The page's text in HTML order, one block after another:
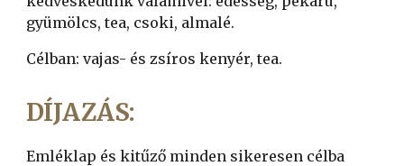
gyümölcs, tea, csoki, almalé.
Célban: vajas- és zsíros kenyér, tea.
DÍJAZÁS:
Emléklap és kitűző minden sikeresen célba